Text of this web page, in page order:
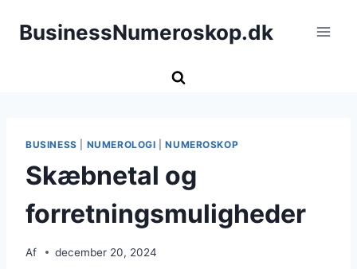
BusinessNumeroskop.dk
BUSINESS NUMEROLOGI |NUMEROSKOP
Skæbnetal og
forretningsmuligheder
Af december 20, 2024